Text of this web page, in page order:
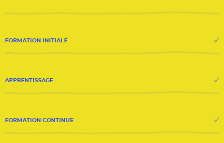
FORMATION INITIALE
APPRENTISSAGE
FORMATION CONTINUE